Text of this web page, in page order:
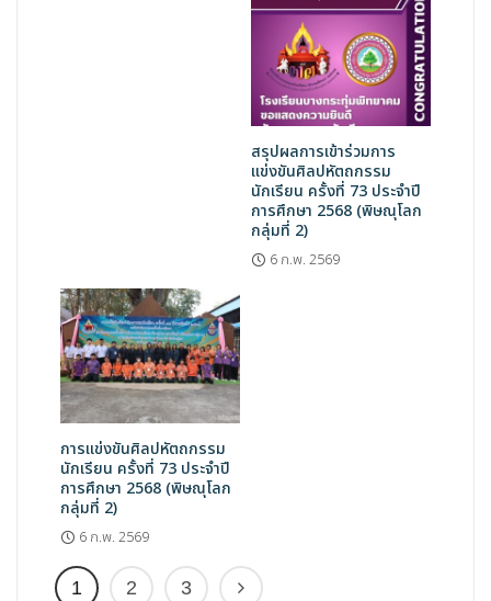
สรุปผลการเข้าร่วมการ
แข่งขันศิลปหัตถกรรม
นักเรียน ครั้งที่ 73 ประจำปี
การศึกษา 2568 (พิษณุโลก
กลุ่มที่ 2)
6 ก.พ. 2569
การแข่งขันศิลปหัตถกรรม
นักเรียน ครั้งที่ 73 ประจำปี
การศึกษา 2568 (พิษณุโลก
กลุ่มที่ 2)
6 ก.พ. 2569
1 2 3